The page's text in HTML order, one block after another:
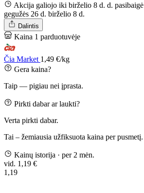
Akcija galiojo iki birželio 8 d. d. pasibaigė
gegužės 26 d. birželio 8 d.
Dalintis
Kaina 1 parduotuvėje
Čia Market 1,49 €/kg
Gera kaina?
Taip — pigiau nei įprasta.
Pirkti dabar ar laukti?
Verta pirkti dabar.
Tai – žemiausia užfiksuota kaina per pusmetį.
Kainų istorija · per 2 mėn.
vid. 1,19 €
1,19